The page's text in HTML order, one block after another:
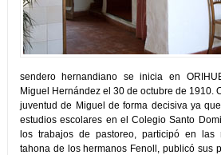
sendero hernandiano se inicia en
Miguel Hernández el 30 de octubre de 1910.
juventud de Miguel de forma decisiva ya
estudios escolares en el Colegio Santo
los trabajos de pastoreo, participó en las
tahona de los hermanos Fenoll, publicó sus